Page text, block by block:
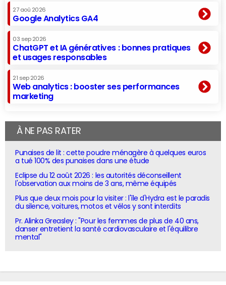
27 aoû 2026
Google Analytics GA4
03 sep 2026
ChatGPT et IA génératives : bonnes pratiques
et usages responsables
21 sep 2026
Web analytics : booster ses performances
marketing
À NE PAS RATER
Punaises de lit : cette poudre ménagère à quelques euros
a tué 100% des punaises dans une étude
Eclipse du 12 août 2026 : les autorités déconseillent
l'observation aux moins de 3 ans, même équipés
Plus que deux mois pour la visiter : l'île d'Hydra est le paradis
du silence, voitures, motos et vélos y sont interdits
Pr. Alinka Greasley : "Pour les femmes de plus de 40 ans,
danser entretient la santé cardiovasculaire et l'équilibre
mental"